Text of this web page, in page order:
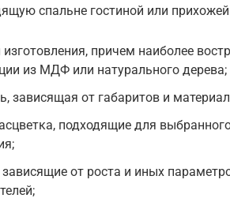
спальне гостиной или
изготовления, причем наиболее
из МДФ или натурального дерева;
зависящая от габаритов и
подходящие для
от роста и иных